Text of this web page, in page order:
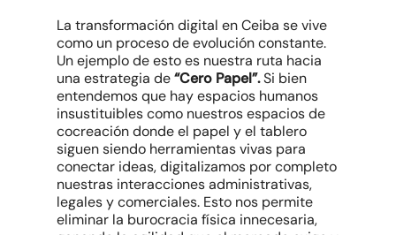
La transformación digital en Ceiba se vive
como un proceso de evolución constante.
Un ejemplo de esto es nuestra ruta hacia
una estrategia de“Cero Papel”.Si bien
entendemos que hay espacios humanos
insustituibles como nuestros espacios de
cocreación donde el papel y el tablero
siguen siendo herramientas vivas para
conectar ideas, digitalizamos por completo
nuestras interacciones administrativas,
legales y comerciales. Esto nos permite
eliminar la burocracia física innecesaria,